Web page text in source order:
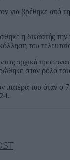
γιο βρέθηκε από
η δικαστής
του
αρχικά
στον ρόλο
πατέρα του όταν